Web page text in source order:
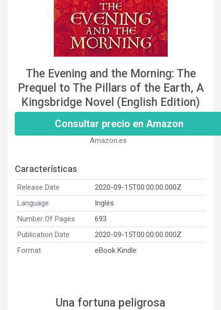
The Evening and the Morning: The
Prequel to The Pillars of the Earth, A
Kingsbridge Novel (English Edition)
Consultar precio en Amazon
Amazon.es
Características
Release Date
2020-09-15T00:00:00.000Z
Language
Inglés
Number Of Pages
693
Publication Date
2020-09-15T00:00:00.000Z
Format
eBook Kindle
Una fortuna peligrosa